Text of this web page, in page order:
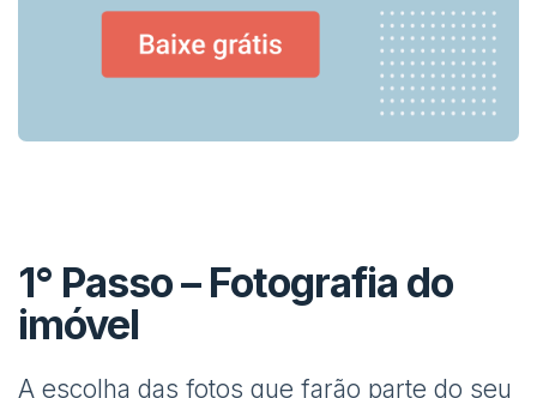
1° Passo – Fotografia do
imóvel
A escolha das fotos que farão parte do seu